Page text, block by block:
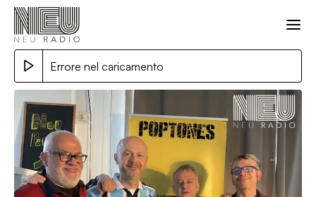
Errore nel caricamento